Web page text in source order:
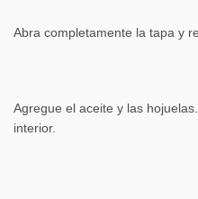
Abra completamente la tapa y
Agregue el aceite y las
interior.